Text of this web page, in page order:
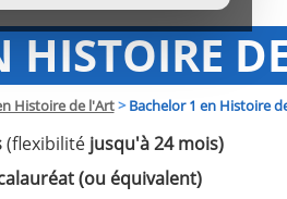
HISTOIRE
Histoire de l'Art> Bachelor 1 en Histoire
(flexibilité jusqu'à 24 mois)
(ou équivalent)